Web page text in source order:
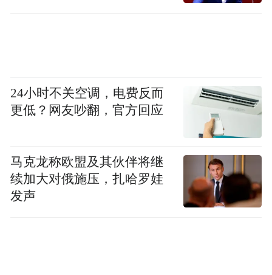
活动现场还展出了一系列文化艺术展品，既
彰显了阿联酋的文化遗产与多元特色，也展
现了国家在创新、可持续发展及可再生能源
领域的卓越成就。阿联酋侨民也积极参与，
通过一系列充满家国情怀与民族自豪感的艺
术表演，生动诠释了对国家身份的深切认
24小时不关空调，电费反而
更低？网友吵翻，官方回应
马克龙称欧盟及其伙伴将继
续加大对俄施压，扎哈罗娃
发声